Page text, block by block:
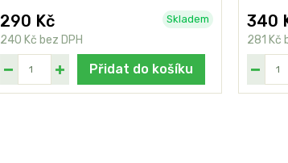
290 Kč
240 Kč bez DPH
Skladem
Přidat do košíku
340
281 Kč